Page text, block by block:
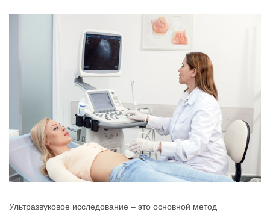
Ультразвуковое исследование – это основной метод